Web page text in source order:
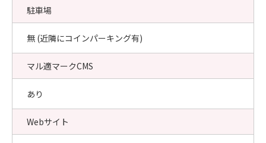
駐車場
無 (近隣にコインパーキング有)
マル適マークCMS
あり
Webサイト